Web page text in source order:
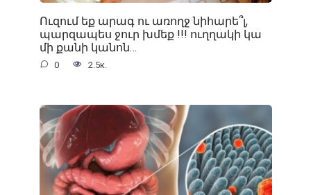
Ուզում եք արագ ու առողջ նիհարե՞լ,
պարզապես ջուր խմեք !!! ուղղակի կա
մի քանի կանոն…
0 2.5к.